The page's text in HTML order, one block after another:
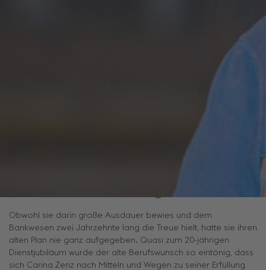
ihren Traum doch noch zu erfüllen: In einem technischen Beruf
zu arbeiten. Denn in so einem hatte sich die Kärntnerin bereits
als Kind gesehen. Doch weil sich für ihre Ambitionen nicht das
Richtige ergab, fand sie sich als Teenager auf der Schulbank
statt an der Werkbank wieder. Als 19-jährige verließ sie 2000
öffnete: Zenz fragte bei einem Geldinstitut an, um als
Bankkauffrau mit Zahlen umzugehen. Statt Konstruktionspläne
Suche mit Rückschlägen
Obwohl sie darin große Ausdauer bewies und dem
Bankwesen zwei Jahrzehnte lang die Treue hielt, hatte sie ihren
alten Plan nie ganz aufgegeben. Quasi zum 20-jährigen
Dienstjubiläum wurde der alte Berufswunsch so eintönig, dass
sich Carina Zenz nach Mitteln und Wegen zu seiner Erfüllung